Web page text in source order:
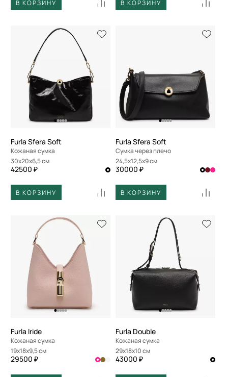
В КОРЗИНУ В КОРЗИНУ
Furla Sfera Soft
Кожаная сумка
30x20x6,5 см
42500 ₽
В КОРЗИНУ
Furla Sfera Soft
Сумка через плечо
24,5x12,5x9 см
30000 ₽
В КОРЗИНУ
Furla Iride
Кожаная сумка
19x18x9,5 см
29500 ₽
Furla Double
Кожаная сумка
29x18x10 см
43000 ₽